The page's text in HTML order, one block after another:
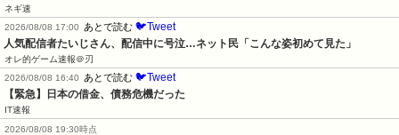
ネギ速
2026/08/08 17:00
あとで読む 🐦Tweet
人気配信者たいじさん、配信中に号泣…ネット民「こんな姿初めて見た」
オレ的ゲーム速報＠刃
2026/08/08 16:40
あとで読む 🐦Tweet
【緊急】日本の借金、債務危機だった
IT速報
2026/08/08 19:30時点